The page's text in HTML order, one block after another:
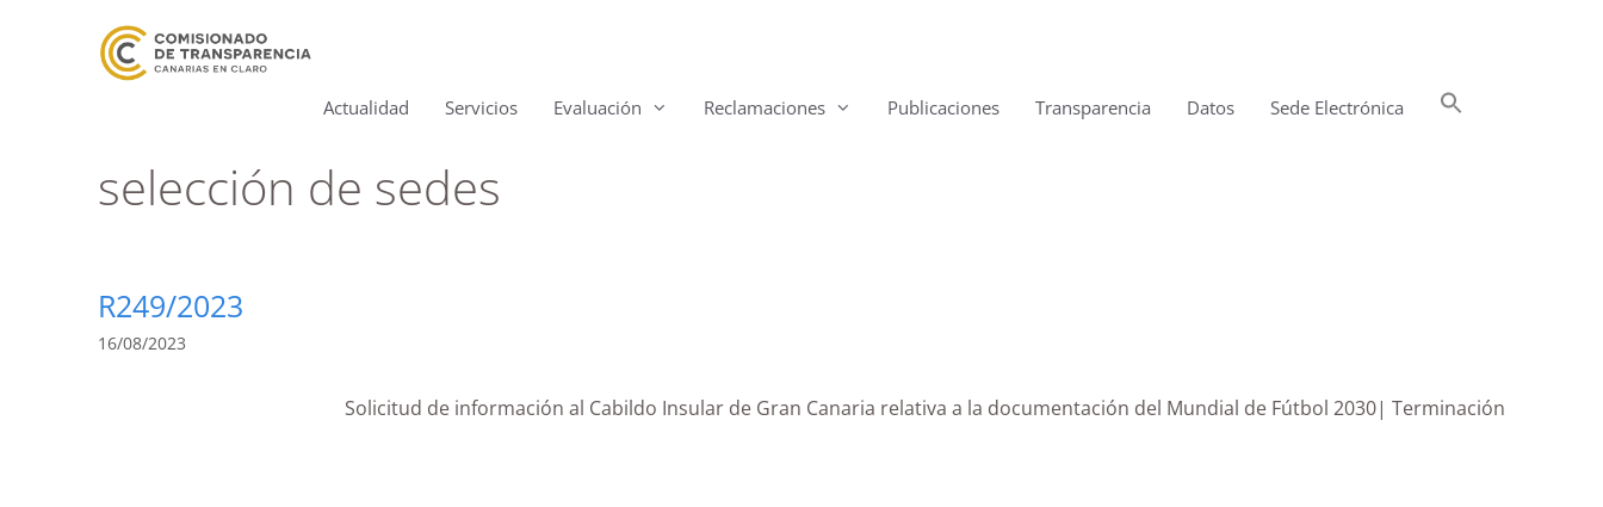
Actualidad Servicios Evaluación Reclamaciones Publicaciones Transparencia Datos Sede Electrónica
selección de sedes
R249/2023
16/08/2023
Solicitud de información al Cabildo Insular de Gran Canaria relativa a la documentación del Mundial de Fútbol 2030| Terminación